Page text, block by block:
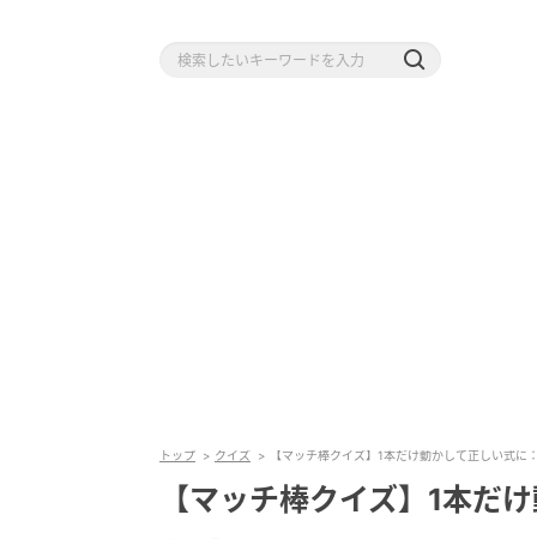
トップ クイズ 【マッチ棒クイズ】1本だけ動かして正しい式に
【マッチ棒クイズ】1本